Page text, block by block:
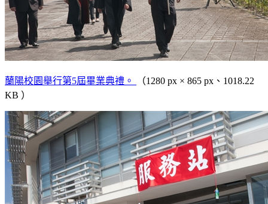
蘭陽校園舉行第5屆畢業典禮。
（1280 px × 865 px、1018.22
KB ）